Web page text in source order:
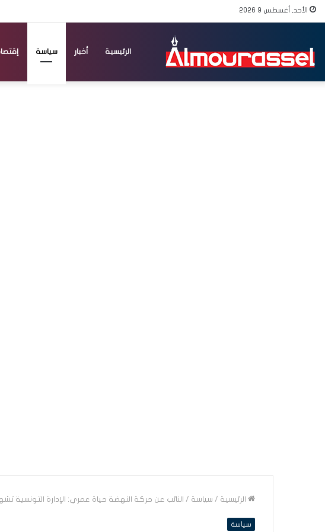
الأحد, أغسطس 9 2026
الرئيسية أخبار سياسة
الرئيسية / سياسة / النائب عن حركة النهضة حياة عمري: الإدارة التونسية
سياسة